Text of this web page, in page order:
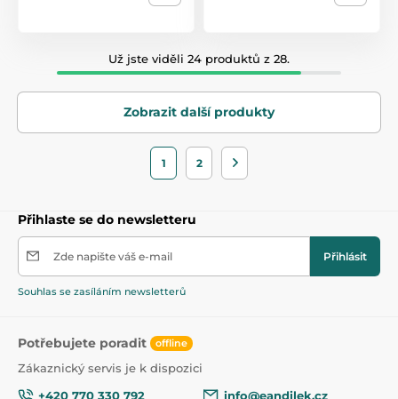
Už jste viděli 24 produktů z 28.
Zobrazit další produkty
1 2
Přihlaste se do newsletteru
Zde napište váš e-mail Přihlásit
Souhlas se zasíláním newsletterů
Potřebujete poradit offline
Zákaznický servis je k dispozici
+420 770 330 792
info@eandilek.cz